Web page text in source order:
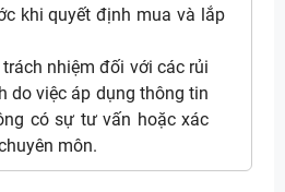
khi quyết định mua và lắp
nhiệm đối với các rủi
do việc áp dụng thông tin
có sự tư vấn hoặc xác
môn.